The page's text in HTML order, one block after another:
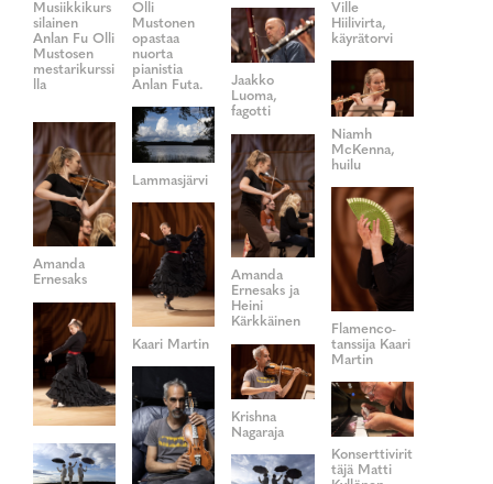
Musiikkikurs
silainen
Anlan Fu Olli
Mustosen
mestarikurssi
lla
Olli
Mustonen
opastaa
nuorta
pianistia
Anlan Futa.
Ville
Hiilivirta,
käyrätorvi
Jaakko
Luoma,
fagotti
Niamh
McKenna,
huilu
Lammasjärvi
Amanda
Ernesaks
Amanda
Ernesaks ja
Heini
Kärkkäinen
Flamenco-
tanssija Kaari
Martin
Kaari Martin
Krishna
Nagaraja
Konserttivirit
täjä Matti